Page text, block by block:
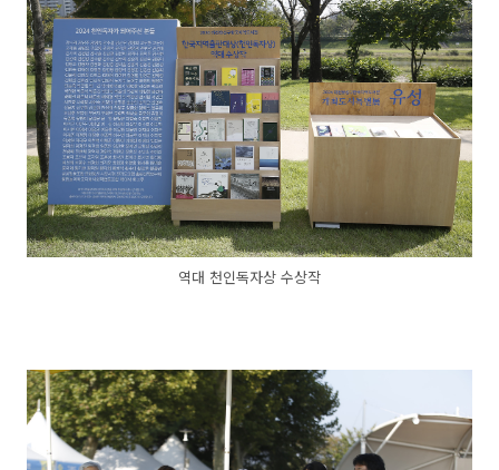
역대 천인독자상 수상작